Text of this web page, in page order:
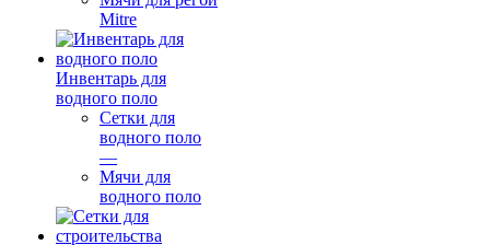
Mitre
Инвентарь для
водного поло
Сетки для
водного поло
—
Мячи для
водного поло